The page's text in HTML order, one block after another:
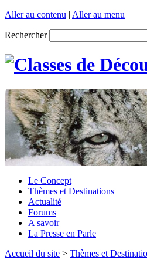
Aller au contenu | Aller au menu |
Rechercher
Le Concept
Thèmes et Destinations
Actualité
Forums
A savoir
La Presse en Parle
Accueil du site > Thèmes et